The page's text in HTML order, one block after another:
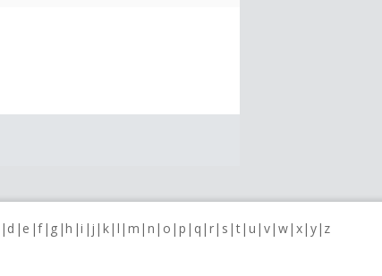
d e f g h i j k l m n o p q r s t u v w x y z